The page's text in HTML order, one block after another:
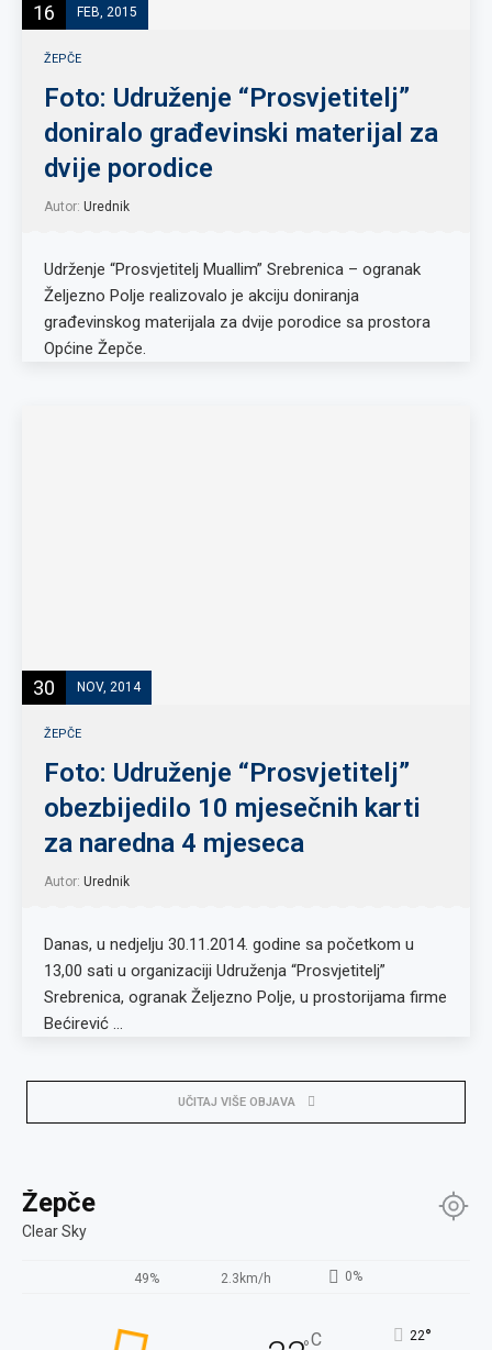
16 FEB, 2015
ŽEPČE
Foto: Udruženje “Prosvjetitelj”
doniralo građevinski materijal za
dvije porodice
Autor: Urednik
Udrženje “Prosvjetitelj Muallim” Srebrenica – ogranak
Željezno Polje realizovalo je akciju doniranja
građevinskog materijala za dvije porodice sa prostora
Općine Žepče.
30 NOV, 2014
ŽEPČE
Foto: Udruženje “Prosvjetitelj”
obezbijedilo 10 mjesečnih karti
za naredna 4 mjeseca
Autor: Urednik
Danas, u nedjelju 30.11.2014. godine sa početkom u
13,00 sati u organizaciji Udruženja “Prosvjetitelj”
Srebrenica, ogranak Željezno Polje, u prostorijama firme
Bećirević …
UČITAJ VIŠE OBJAVA
Žepče
Clear Sky
49% 2.3km/h 0%
C 22°